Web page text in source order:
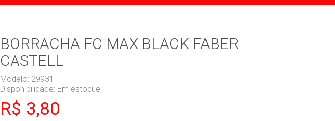
BORRACHA FC MAX BLACK FABER
CASTELL
Modelo: 29931
Disponibilidade: Em estoque
R$ 3,80